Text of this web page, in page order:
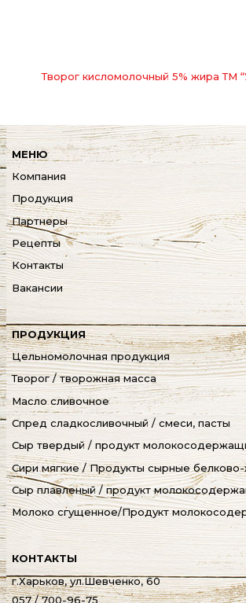
Творог кисломолочный 5% жира ТМ
МЕНЮ
Компания
Продукция
Партнеры
Рецепты
Контакты
Вакансии
ПРОДУКЦИЯ
Цельномолочная продукция
Творог / творожная масса
Масло сливочное
Спред сладкосливочный / смеси, пасты
Сыр твердый / продукт
Сири мягкие / Продукты сырные
Сыр плавленый / продукт
Молоко сгущенное/Продукт
КОНТАКТЫ
г.Харьков, ул.Шевченко, 60
057 / 700-96-75